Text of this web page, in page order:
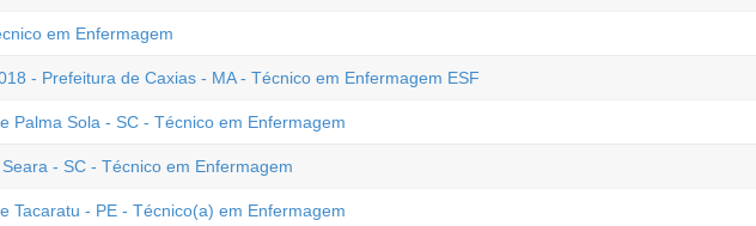
em Enfermagem
- Prefeitura de Caxias - MA - Técnico em Enfermagem ESF
Palma Sola - SC - Técnico em Enfermagem
- SC - Técnico em Enfermagem
Tacaratu - PE - Técnico(a) em Enfermagem